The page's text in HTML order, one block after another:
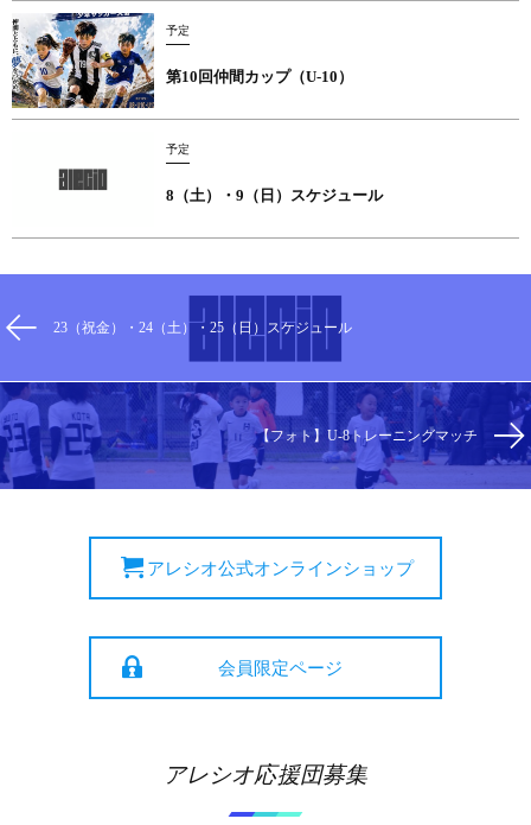
予定
第10回仲間カップ（U-10）
予定
8（土）・9（日）スケジュール
23（祝金）・24（土）・25（日）スケジュール
【フォト】U-8トレーニングマッチ
アレシオ公式オンラインショップ
会員限定ページ
アレシオ応援団募集